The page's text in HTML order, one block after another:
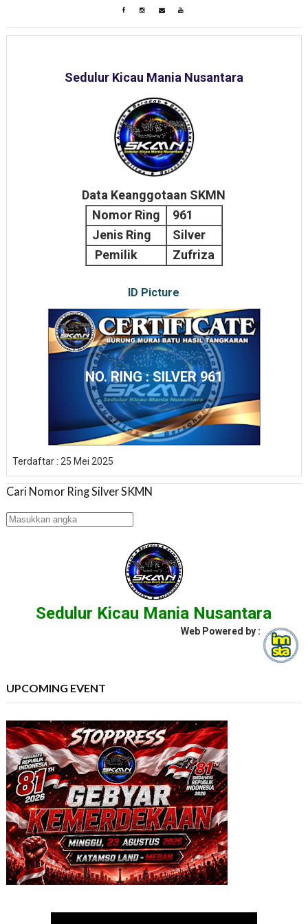
Sedulur Kicau Mania Nusantara
Data Keanggotaan SKMN
Nomor Ring
961
Jenis Ring
Silver
Pemilik
Zufriza
ID Picture
NO. RING : SILVER 961
Terdaftar : 25 Mei 2025
Cari Nomor Ring Silver SKMN
Sedulur Kicau Mania Nusantara
Web Powered by :
UPCOMING EVENT